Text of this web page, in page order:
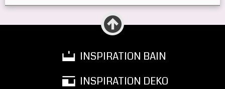
INSPIRATION BAIN
INSPIRATION DEKO